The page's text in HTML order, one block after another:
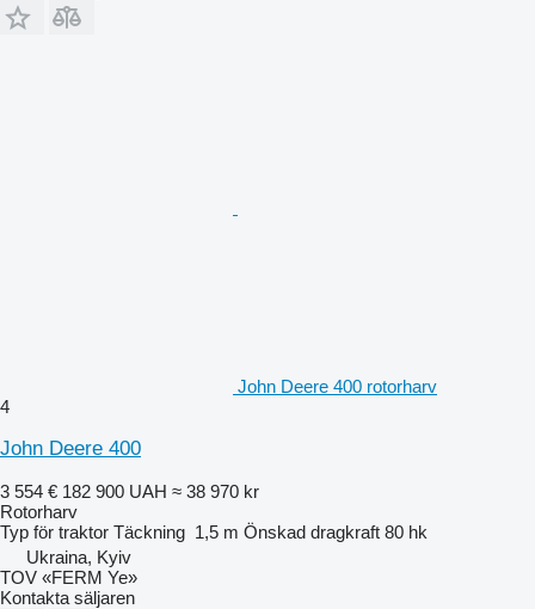
John Deere 400 rotorharv
4
John Deere 400
3 554 € 182 900 UAH ≈ 38 970 kr
Rotorharv
Typ för traktor Täckning 1,5 m Önskad dragkraft 80 hk
Ukraina, Kyiv
TOV «FERM Ye»
Kontakta säljaren